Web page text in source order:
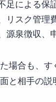
足による保
リスク管理
源泉徴収、
場合も、す
と相手の説